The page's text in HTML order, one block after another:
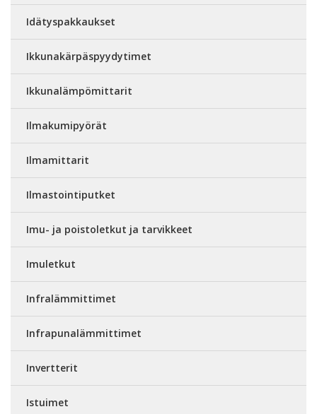
Idätyspakkaukset
Ikkunakärpäspyydytimet
Ikkunalämpömittarit
Ilmakumipyörät
Ilmamittarit
Ilmastointiputket
Imu- ja poistoletkut ja tarvikkeet
Imuletkut
Infralämmittimet
Infrapunalämmittimet
Invertterit
Istuimet